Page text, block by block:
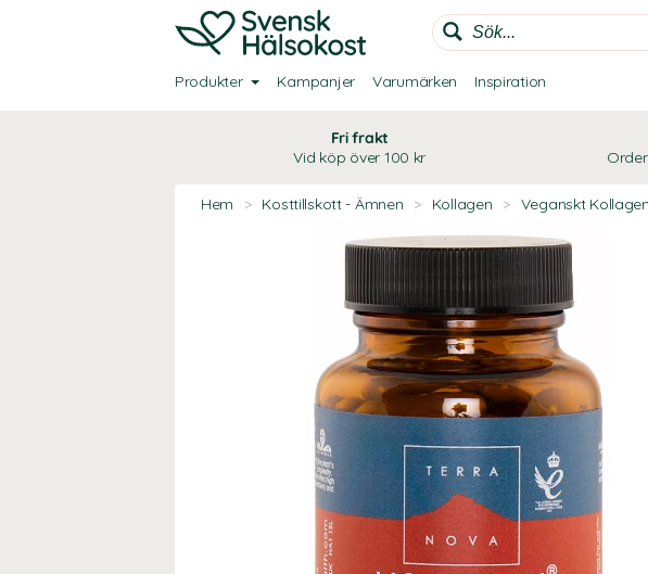
Produkter Kampanjer Varumärken Inspiration
Fri frakt
Vid köp över 100 kr
Hem > Kosttillskott - Ämnen > Kollagen > Veganskt Kollagen